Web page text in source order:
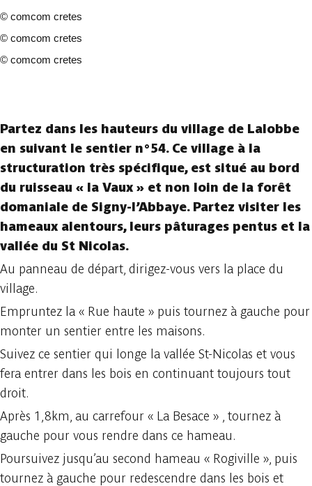
© comcom cretes
© comcom cretes
© comcom cretes
Partez dans les hauteurs du village de Lalobbe
en suivant le sentier n°54. Ce village à la
structuration très spécifique, est situé au bord
du ruisseau « la Vaux » et non loin de la forêt
domaniale de Signy-l’Abbaye. Partez visiter les
hameaux alentours, leurs pâturages pentus et la
vallée du St Nicolas.
Au panneau de départ, dirigez-vous vers la place du
village.
Empruntez la « Rue haute » puis tournez à gauche pour
monter un sentier entre les maisons.
Suivez ce sentier qui longe la vallée St-Nicolas et vous
fera entrer dans les bois en continuant toujours tout
droit.
Après 1,8km, au carrefour « La Besace » , tournez à
gauche pour vous rendre dans ce hameau.
Poursuivez jusqu’au second hameau « Rogiville », puis
tournez à gauche pour redescendre dans les bois et